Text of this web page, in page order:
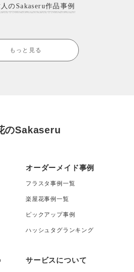
のSakaseru作品事例
もっと見る
のSakaseru
オーダーメイド事例
フラスタ事例一覧
楽屋花事例一覧
ピックアップ事例
ハッシュタグランキング
サービスについて